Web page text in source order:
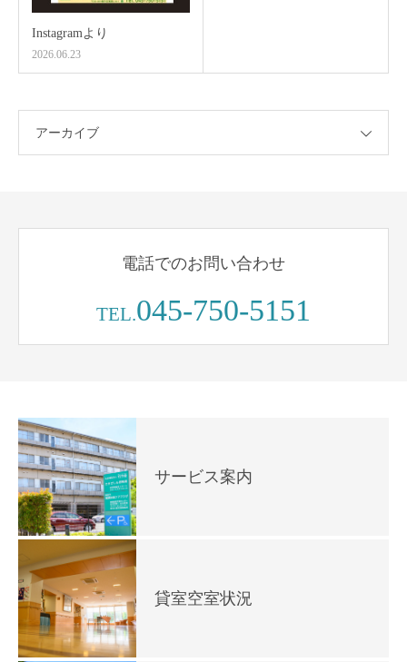
Instagramより
2026.06.23
アーカイブ
電話でのお問い合わせ
TEL.045-750-5151
サービス案内
貸室空室状況